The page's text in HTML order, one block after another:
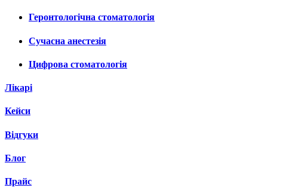
Геронтологічна стоматологія
Сучасна анестезія
Цифрова стоматологія
Лікарі
Кейси
Відгуки
Блог
Прайс